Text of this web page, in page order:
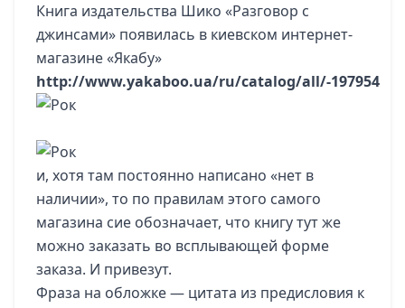
Книга издательства Шико «Разговор с
джинсами» появилась в киевском интернет-
магазине «Якабу»
http://www.yakaboo.ua/ru/catalog/all/-197954
и, хотя там постоянно написано «нет в
наличии», то по правилам этого самого
магазина сие обозначает, что книгу тут же
можно заказать во всплывающей форме
заказа. И привезут.
Фраза на обложке — цитата из предисловия к